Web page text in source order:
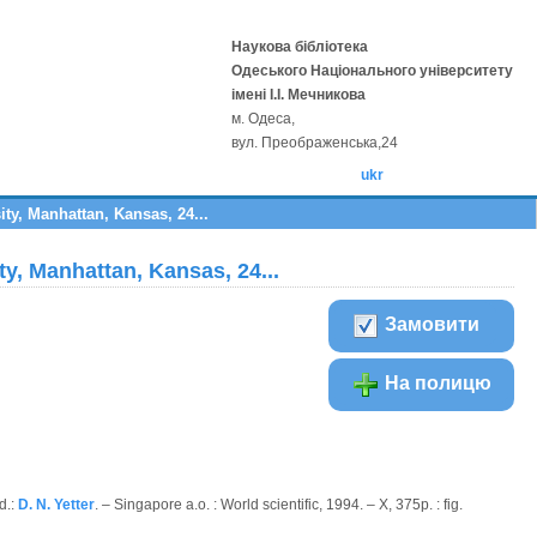
Наукова бібліотека
Одеського Національного університету
імені І.І. Мечникова
м. Одеса,
вул. Преображенська,24
ukr
Manhattan, Kansas, 24...
Manhattan, Kansas, 24...
Замовити
На полицю
D. N. Yetter. – Singapore a.o. : World scientific, 1994. – X, 375p. : fig.